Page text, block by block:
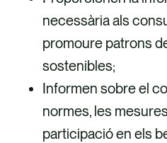
necessària als
promoure patrons
sostenibles;
Informen sobre el
normes, les
participació en els